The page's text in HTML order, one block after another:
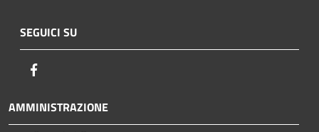
SEGUICI SU
AMMINISTRAZIONE